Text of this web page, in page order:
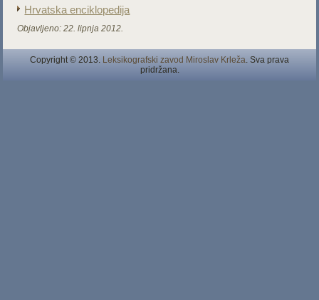
Hrvatska enciklopedija
Objavljeno: 22. lipnja 2012.
Copyright © 2013. Leksikografski zavod Miroslav Krleža. Sva prava
pridržana.